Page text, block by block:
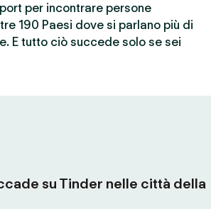
per incontrare persone
190 Paesi dove si parlano più di
E tutto ciò succede solo se sei
su Tinder nelle città della